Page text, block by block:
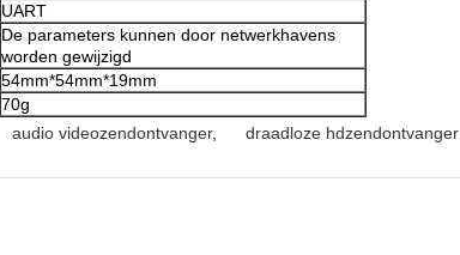
UART
De parameters kunnen door netwerkhavens
worden gewijzigd
54mm*54mm*19mm
70g
audio videozendontvanger, draadloze hdzendontvanger